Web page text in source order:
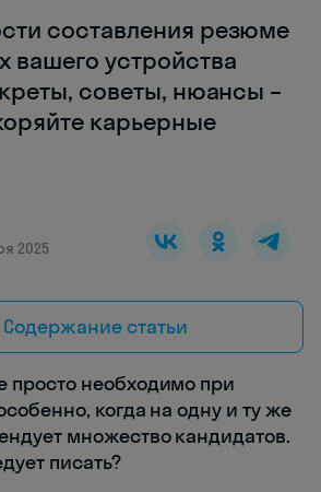
составления резюме
вашего устройства
советы, нюансы –
карьерные
2025
Содержание статьи
необходимо при
когда на одну и ту же
множество кандидатов.
писать?